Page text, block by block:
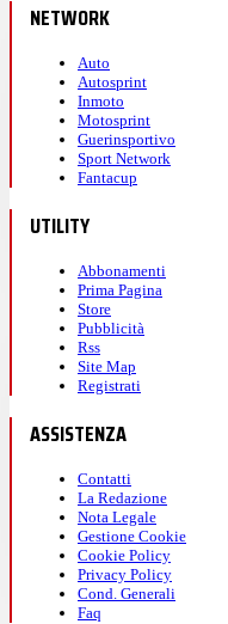
NETWORK
Auto
Autosprint
Inmoto
Motosprint
Guerinsportivo
Sport Network
Fantacup
UTILITY
Abbonamenti
Prima Pagina
Store
Pubblicità
Rss
Site Map
Registrati
ASSISTENZA
Contatti
La Redazione
Nota Legale
Gestione Cookie
Cookie Policy
Privacy Policy
Cond. Generali
Faq